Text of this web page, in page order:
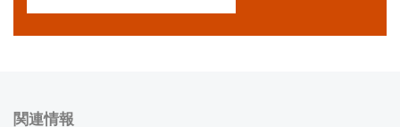
関連情報